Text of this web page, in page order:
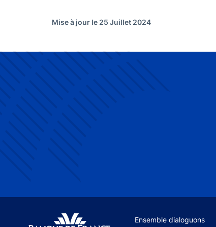
Mise à jour le 25 Juillet 2024
Site navigation
Ensemble dialoguons